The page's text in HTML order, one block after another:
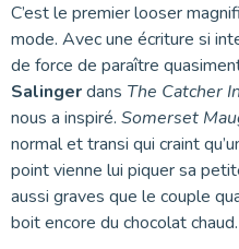
C’est le premier looser
mode. Avec une écriture si
de force de paraître
Salingerdans The Catcher
nous a inspiré. Somerset
normal et transi qui craint
point vienne lui piquer sa
aussi graves que le couple
boit encore du chocolat chaud.